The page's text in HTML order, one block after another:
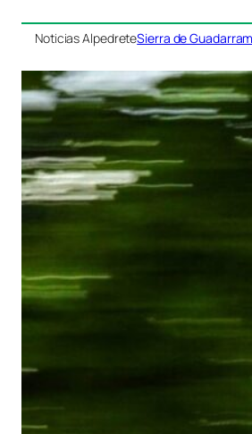
Noticias AlpedreteSierra de